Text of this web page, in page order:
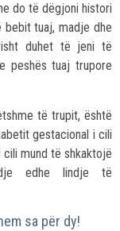
do të dëgjoni histori
tuaj, madje dhe
duhet të jeni të
peshës tuaj trupore
të trupit, është
gestacional i cili
mund të shkaktojë
edhe lindje të
sa për dy!